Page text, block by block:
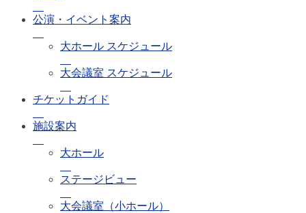
公演・イベント案内
大ホール スケジュール
大会議室 スケジュール
チケットガイド
施設案内
大ホール
ステージビュー
大会議室（小ホール）